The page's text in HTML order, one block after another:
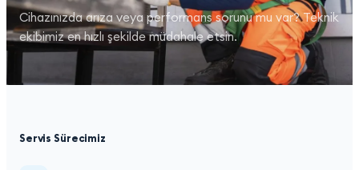
Cihazınızda arıza veya performans sorunu mu var? Teknik
ekibimiz en hızlı şekilde müdahale etsin.
Servis Sürecimiz